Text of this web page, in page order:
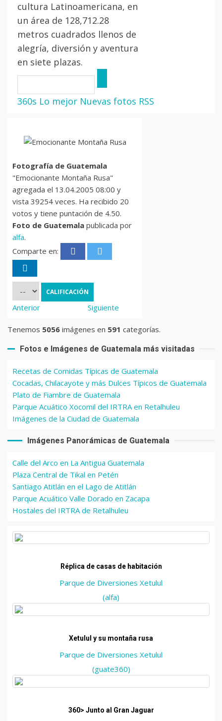
cultura Latinoamericana, en
un área de 128,712.28
metros cuadrados llenos de
alegría, diversión y aventura
en siete plazas.
360s Lo mejor Nuevas fotos RSS
Fotografía de Guatemala
"Emocionante Montaña Rusa"
agregada el 13.04.2005 08:00 y
vista 39254 veces. Ha recibido 20
votos y tiene puntación de 4.50.
Foto de Guatemala publicada por
alfa.
Comparte en:
Anterior Siguiente
Tenemos 5056 imágenes en 591 categorías.
Fotos e Imágenes de Guatemala más visitadas
Recetas de Comidas Típicas de Guatemala
Cocadas, Chilacayote y más Dulces Típicos de Guatemala
Plato de Fiambre de Guatemala
Parque Acuático Xocomil del IRTRA en Retalhuleu
Imágenes de la Ciudad de Guatemala
Imágenes Panorámicas de Guatemala
Calle del Arco en La Antigua Guatemala
Plaza Central de Tikal en Petén
Santiago Atitlán en el Lago de Atitlán
Parque Acuático Valle Dorado en Zacapa
Hostales del IRTRA de Retalhuleu
Réplica de casas de habitación
Parque de Diversiones Xetulul
(alfa)
Xetulul y su montaña rusa
Parque de Diversiones Xetulul
(guate360)
360> Junto al Gran Jaguar